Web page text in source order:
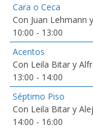
Cara o Ceca
Con Juan Lehmann
10:00 - 13:00
Acentos
Con Leila Bitar y
13:00 - 14:00
Séptimo Piso
Con Leila Bitar y
14:00 - 16:00